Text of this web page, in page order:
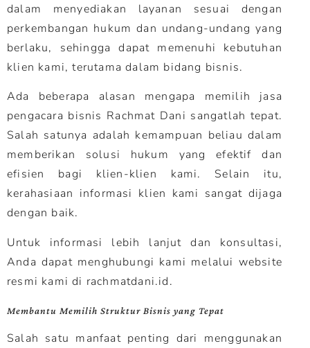
dalam menyediakan layanan sesuai dengan
perkembangan hukum dan undang-undang yang
berlaku, sehingga dapat memenuhi kebutuhan
klien kami, terutama dalam bidang bisnis.
Ada beberapa alasan mengapa memilih jasa
pengacara bisnis Rachmat Dani sangatlah tepat.
Salah satunya adalah kemampuan beliau dalam
memberikan solusi hukum yang efektif dan
efisien bagi klien-klien kami. Selain itu,
kerahasiaan informasi klien kami sangat dijaga
dengan baik.
Untuk informasi lebih lanjut dan konsultasi,
Anda dapat menghubungi kami melalui website
resmi kami di rachmatdani.id.
Membantu Memilih Struktur Bisnis yang Tepat
Salah satu manfaat penting dari menggunakan